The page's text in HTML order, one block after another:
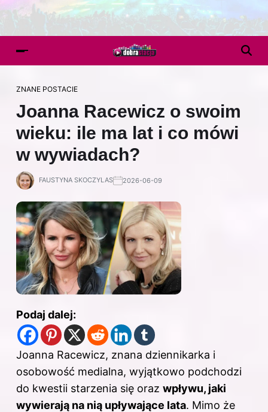
ZNANE POSTACIE
Joanna Racewicz o swoim
wieku: ile ma lat i co mówi
w wywiadach?
FAUSTYNA SKOCZYLAS 2026-06-09
Podaj dalej:
Joanna Racewicz, znana dziennikarka i
osobowość medialna, wyjątkowo podchodzi
do kwestii starzenia się oraz wpływu, jaki
wywierają na nią upływające lata. Mimo że